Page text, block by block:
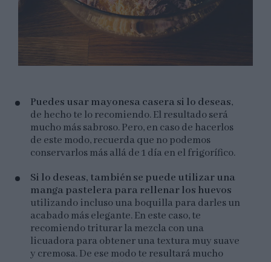
Puedes usar mayonesa casera si lo deseas,
de hecho te lo recomiendo. El resultado será
mucho más sabroso. Pero, en caso de hacerlos
de este modo, recuerda que no podemos
conservarlos más allá de 1 día en el frigorífico.
Si lo deseas, también se puede utilizar una
manga pastelera para rellenar los huevos
utilizando incluso una boquilla para darles un
acabado más elegante. En este caso, te
recomiendo triturar la mezcla con una
licuadora para obtener una textura muy suave
y cremosa. De ese modo te resultará mucho